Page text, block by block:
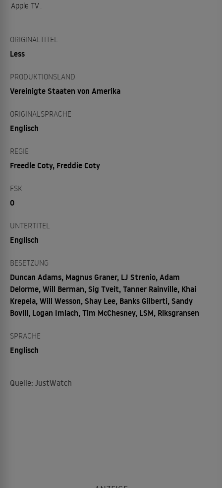
Apple TV.
ORIGINALTITEL
Less
PRODUKTIONSLAND
Vereinigte Staaten von Amerika
ORIGINALSPRACHE
Englisch
REGIE
Freedle Coty, Freddie Coty
FSK
0
UNTERTITEL
Englisch
BESETZUNG
Duncan Adams, Magnus Graner, LJ Strenio, Adam
Delorme, Will Berman, Sig Tveit, Tanner Rainville, Khai
Krepela, Will Wesson, Shay Lee, Banks Gilberti, Sandy
Bovill, Logan Imlach, Tim McChesney, LSM, Riksgransen
SPRACHE
Englisch
Quelle: JustWatch